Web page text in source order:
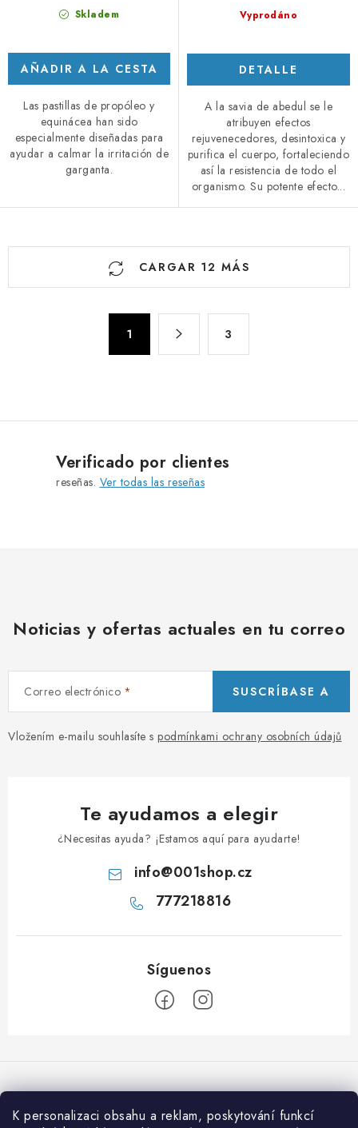
K personalizaci obsahu a reklam, poskytování funkcí
Skladem
AÑADIR A LA CESTA
Las pastillas de propóleo y
equinácea han sido
especialmente diseñadas para
ayudar a calmar la irritación de
garganta.
Vyprodáno
DETALLE
A la savia de abedul se le
atribuyen efectos
rejuvenecedores, desintoxica y
purifica el cuerpo, fortaleciendo
así la resistencia de todo el
organismo. Su potente efecto...
C
s
CARGAR 12 MÁS
a
1 3
Verificado por clientes
reseñas. Ver todas las reseñas
Noticias y ofertas actuales en tu correo
Correo electrónico
Vložením e-mailu souhlasíte s podmínkami ochrany osobních údajů
SUSCRÍBASE A
Te ayudamos a elegir
¿Necesitas ayuda? ¡Estamos aquí para ayudarte!
info@001shop.cz
777218816
e
Aceptamos pagos en línea